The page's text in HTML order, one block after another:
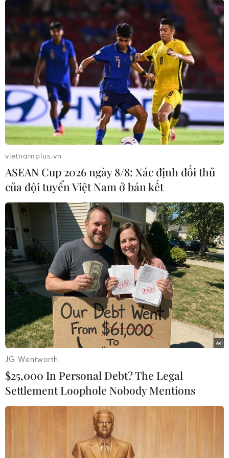
Theo dõi VietnamPlus
TIN LIÊN QUAN
Mỹ lên tiếng chỉ trích cách hành xử của
Trung Quốc ở Biển Đông
18/04/2020 15:26
Một tàu khảo sát của Trung Quốc đã truy đuổi một tàu
thăm dò do công ty dầu khí nhà nước Petronas của
vietnamplus.vn
ASEAN Cup 2026 ngày 8/8: Xác định đối thủ
của đội tuyển Việt Nam ở bán kết
JG Wentworth
$25,000 In Personal Debt? The Legal
Settlement Loophole Nobody Mentions